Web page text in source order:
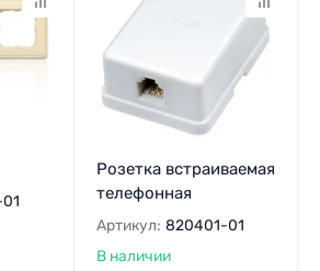
Розетка встраиваемая
телефонная
Артикул: 820401-01
В наличии